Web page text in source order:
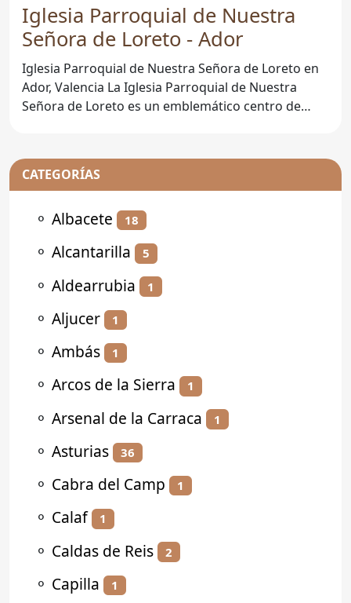
Iglesia Parroquial de Nuestra
Señora de Loreto - Ador
Iglesia Parroquial de Nuestra Señora de Loreto en
Ador, Valencia La Iglesia Parroquial de Nuestra
Señora de Loreto es un emblemático centro de
CATEGORÍAS
⚬ Albacete 18
⚬ Alcantarilla 5
⚬ Aldearrubia 1
⚬ Aljucer 1
⚬ Ambás 1
⚬ Arcos de la Sierra 1
⚬ Arsenal de la Carraca 1
⚬ Asturias 36
⚬ Cabra del Camp 1
⚬ Calaf 1
⚬ Caldas de Reis 2
⚬ Capilla 1